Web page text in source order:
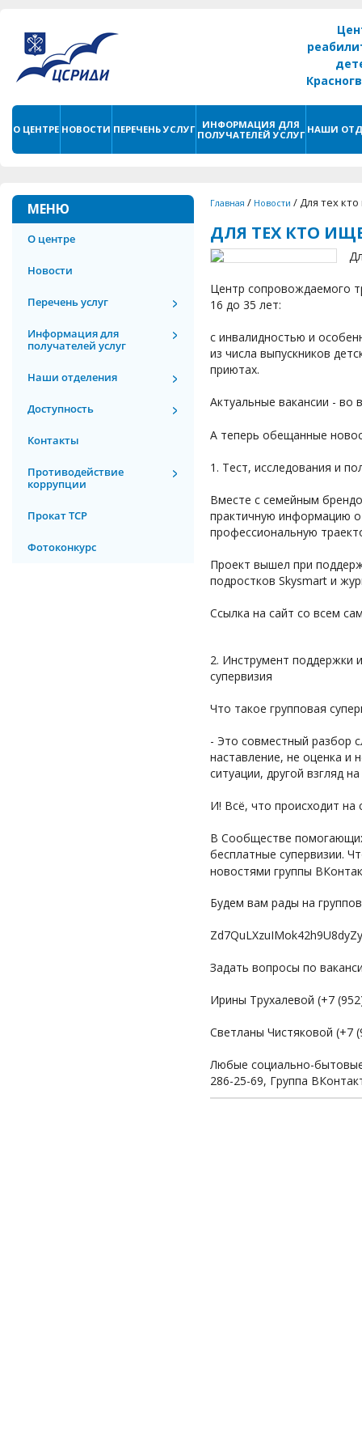
О ЦЕНТРЕ НОВОСТИ ПЕРЕЧЕНЬ УСЛУГ
ИНФОРМАЦИЯ ДЛЯ
ПОЛУЧАТЕЛЕЙ УСЛУГ НАШИ
МЕНЮ
О центре
Новости
Перечень услуг
Информация для
получателей услуг
Наши отделения
Доступность
Контакты
Противодействие
коррупции
Прокат ТСР
Фотоконкурс
Главная / Новости /Для тех
ДЛЯ ТЕХ КТО
Центр сопровождаемого
16 до 35 лет:
с инвалидностью и
из числа выпускников
приютах.
Актуальные вакансии - во
А теперь обещанные
1. Тест, исследования и
Вместе с семейным
практичную информацию
профессиональную
Проект вышел при
подростков Skysmart и
Ссылка на сайт со всем
2. Инструмент поддержки
супервизия
Что такое групповая
- Это совместный разбор
наставление, не оценка и
ситуации, другой взгляд
И! Всё, что происходит на
В Сообществе помогающих
бесплатные супервизии.
новостями группы
Будем вам рады на
Задать вопросы по
Ирины Трухалевой (+7
Светланы Чистяковой (+7
Любые социально-
286-25-69, Группа